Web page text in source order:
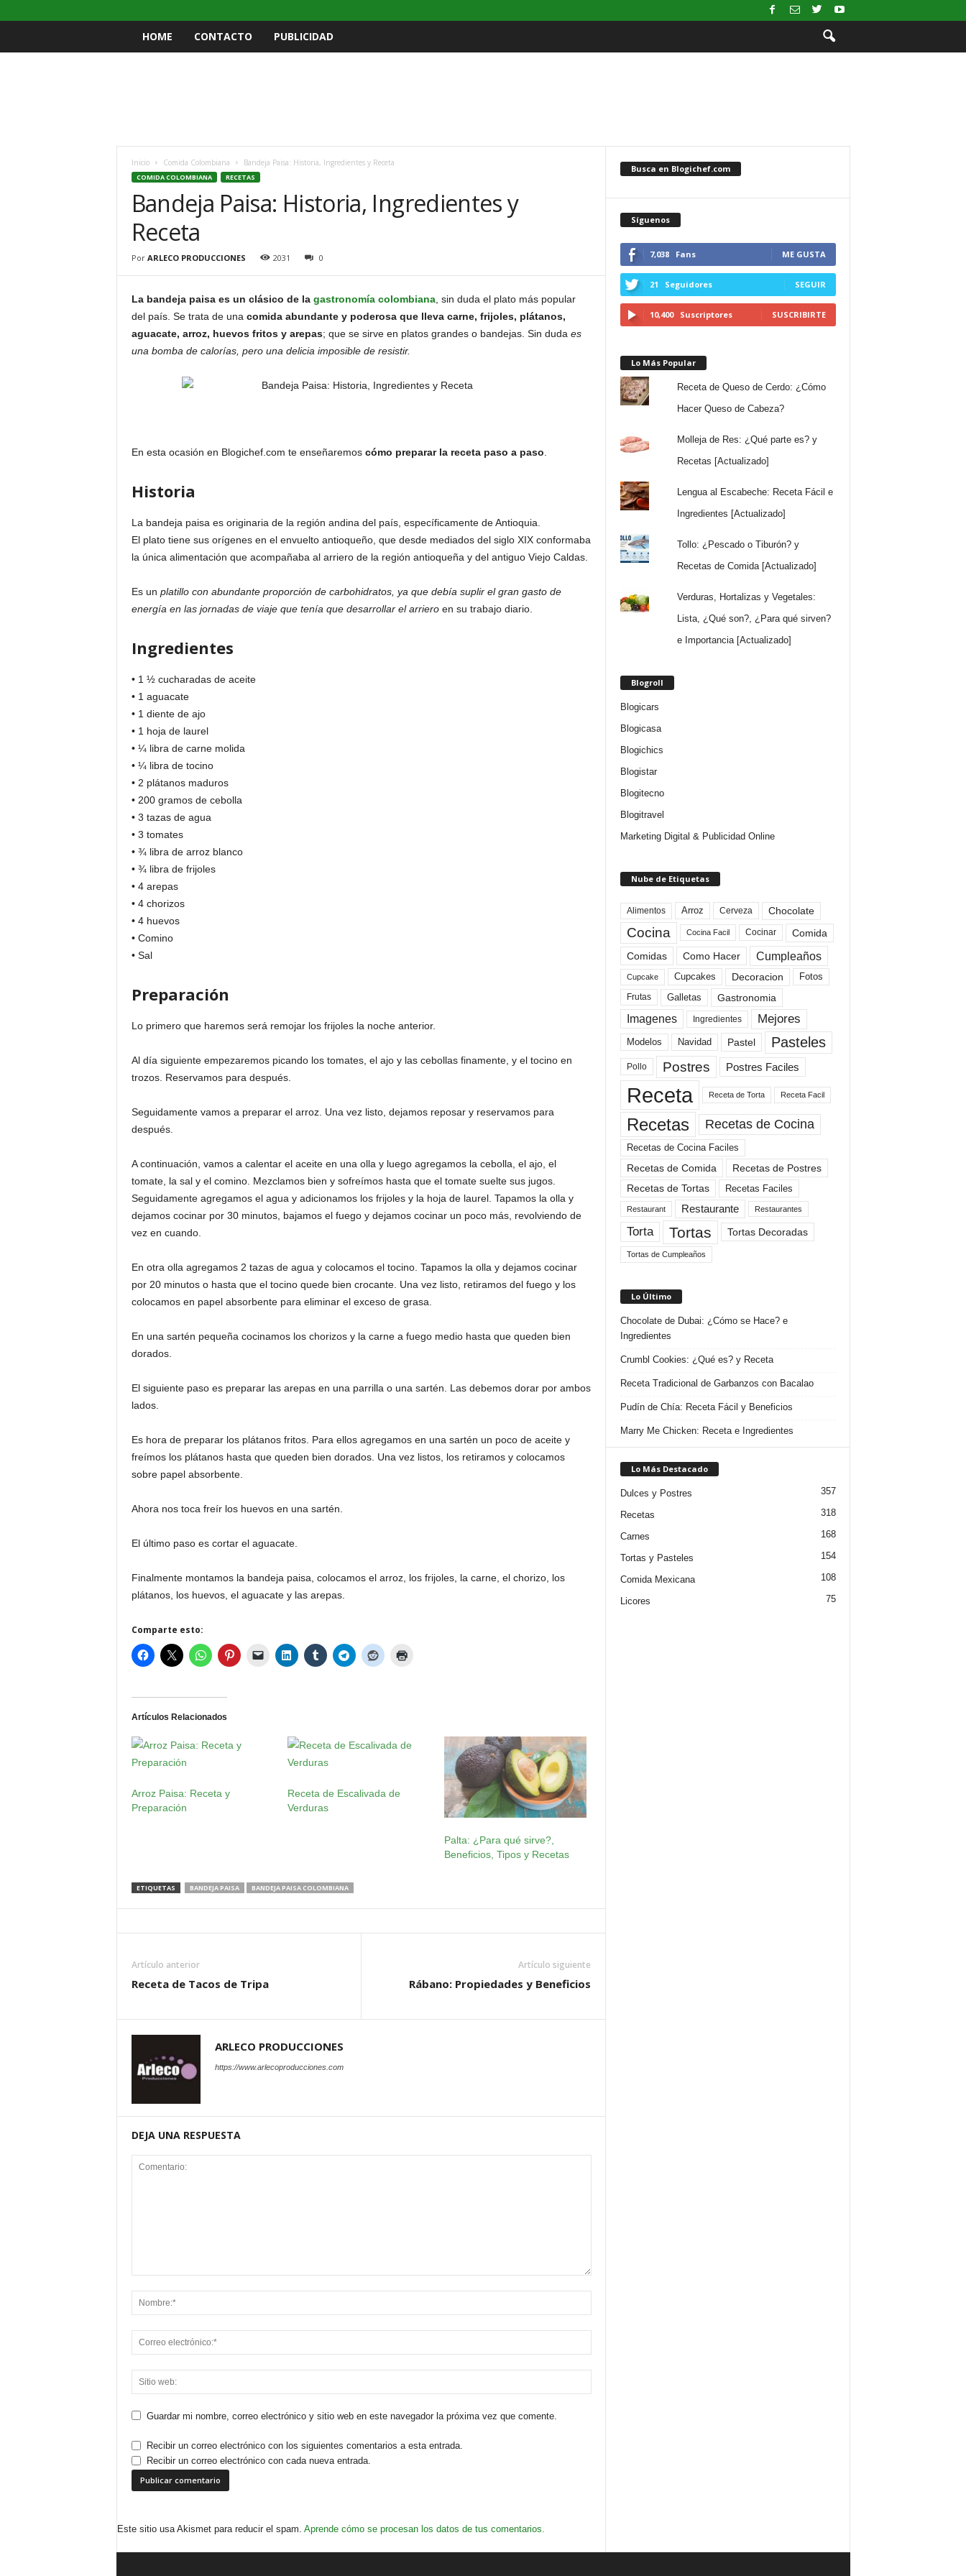
HOME CONTACTO PUBLICIDAD
Inicio Comida Colombiana Bandeja Paisa: Historia, Ingredientes y Receta
COMIDA COLOMBIANA RECETAS
Bandeja Paisa: Historia, Ingredientes y
Receta
Por ARLECO PRODUCCIONES 2031 0
La bandeja paisa es un clásico de la gastronomía colombiana, sin duda el plato más popular
del país. Se trata de una comida abundante y poderosa que lleva carne, frijoles, plátanos,
aguacate, arroz, huevos fritos y arepas; que se sirve en platos grandes o bandejas. Sin duda es
una bomba de calorías, pero una delicia imposible de resistir.
En esta ocasión en Blogichef.com te enseñaremos cómo preparar la receta paso a paso
Historia
La bandeja paisa es originaria de la región andina del país, específicamente de Antioquia.
El plato tiene sus orígenes en el envuelto antioqueño, que desde mediados del siglo XIX conformaba
la única alimentación que acompañaba al arriero de la región antioqueña y del antiguo Viejo Caldas.
Es un platillo con abundante proporción de carbohidratos, ya que debía suplir el gran gasto de
energía en las jornadas de viaje que tenía que desarrollar el arrieroen su trabajo diario.
Ingredientes
• 1 ½ cucharadas de aceite
• 1 aguacate
• 1 diente de ajo
• 1 hoja de laurel
• ¼ libra de carne molida
• ¼ libra de tocino
• 2 plátanos maduros
• 200 gramos de cebolla
• 3 tazas de agua
• 3 tomates
• ¾ libra de arroz blanco
• ¾ libra de frijoles
• 4 arepas
• 4 chorizos
• 4 huevos
• Comino
• Sal
Preparación
Lo primero que haremos será remojar los frijoles la noche anterior.
Al día siguiente empezaremos picando los tomates, el ajo y las cebollas finamente, y el tocino en
trozos. Reservamos para después.
Seguidamente vamos a preparar el arroz. Una vez listo, dejamos reposar y reservamos para
después.
A continuación, vamos a calentar el aceite en una olla y luego agregamos la cebolla, el ajo, el
tomate, la sal y el comino. Mezclamos bien y sofreímos hasta que el tomate suelte sus jugos.
Seguidamente agregamos el agua y adicionamos los frijoles y la hoja de laurel. Tapamos la olla y
dejamos cocinar por 30 minutos, bajamos el fuego y dejamos cocinar un poco más, revolviendo de
vez en cuando.
En otra olla agregamos 2 tazas de agua y colocamos el tocino. Tapamos la olla y dejamos cocinar
por 20 minutos o hasta que el tocino quede bien crocante. Una vez listo, retiramos del fuego y los
colocamos en papel absorbente para eliminar el exceso de grasa.
En una sartén pequeña cocinamos los chorizos y la carne a fuego medio hasta que queden bien
dorados.
El siguiente paso es preparar las arepas en una parrilla o una sartén. Las debemos dorar por ambos
lados.
Es hora de preparar los plátanos fritos. Para ellos agregamos en una sartén un poco de aceite y
freímos los plátanos hasta que queden bien dorados. Una vez listos, los retiramos y colocamos
sobre papel absorbente.
Ahora nos toca freír los huevos en una sartén.
El último paso es cortar el aguacate.
Finalmente montamos la bandeja paisa, colocamos el arroz, los frijoles, la carne, el chorizo, los
plátanos, los huevos, el aguacate y las arepas.
Comparte esto:
Artículos Relacionados
Arroz Paisa: Receta y
Preparación
Receta de Escalivada de
Verduras
Palta: ¿Para qué sirve?,
Beneficios, Tipos y Recetas
ETIQUETAS BANDEJA PAISA BANDEJA PAISA COLOMBIANA
Artículo anterior
Receta de Tacos de Tripa
Artículo siguiente
Rábano: Propiedades y Beneficios
ARLECO PRODUCCIONES
https://www.arlecoproducciones.com
DEJA UNA RESPUESTA
Guardar mi nombre, correo electrónico y sitio web en este navegador la próxima vez que comente.
Recibir un correo electrónico con los siguientes comentarios a esta entrada.
Recibir un correo electrónico con cada nueva entrada.
Este sitio usa Akismet para reducir el spam. Aprende cómo se procesan los datos de tus comentarios.
Busca en Blogichef.com
Síguenos
7,038 Fans ME GUSTA
21 Seguidores SEGUIR
10,400 Suscriptores SUSCRIBIRTE
Lo Más Popular
Receta de Queso de Cerdo: ¿Cómo
Hacer Queso de Cabeza?
Molleja de Res: ¿Qué parte es? y
Recetas [Actualizado]
Lengua al Escabeche: Receta Fácil e
Ingredientes [Actualizado]
Tollo: ¿Pescado o Tiburón? y
Recetas de Comida [Actualizado]
Verduras, Hortalizas y Vegetales:
Lista, ¿Qué son?, ¿Para qué sirven?
e Importancia [Actualizado]
Blogroll
Blogicars
Blogicasa
Blogichics
Blogistar
Blogitecno
Blogitravel
Marketing Digital & Publicidad Online
Nube de Etiquetas
Alimentos Arroz Cerveza Chocolate
Cocina Cocina Facil Cocinar
Comida
Comidas
Como Hacer Cumpleaños
Cupcake Cupcakes Decoracion Fotos
Frutas Galletas Gastronomia
Imagenes Ingredientes Mejores
Modelos Navidad Pastel Pasteles
Pollo Postres Postres Faciles
Receta Receta de Torta Receta Facil
Recetas Recetas de Cocina
Recetas de Cocina Faciles
Recetas de Comida
Recetas de Postres
Recetas de Tortas
Recetas Faciles
Restaurant Restaurante Restaurantes
Torta Tortas Tortas Decoradas
Tortas de Cumpleaños
Lo Último
Chocolate de Dubai: ¿Cómo se Hace? e
Ingredientes
Crumbl Cookies: ¿Qué es? y Receta
Receta Tradicional de Garbanzos con Bacalao
Pudín de Chía: Receta Fácil y Beneficios
Marry Me Chicken: Receta e Ingredientes
Lo Más Destacado
Dulces y Postres 357
Recetas 318
Carnes 168
Tortas y Pasteles 154
Comida Mexicana 108
Licores 75